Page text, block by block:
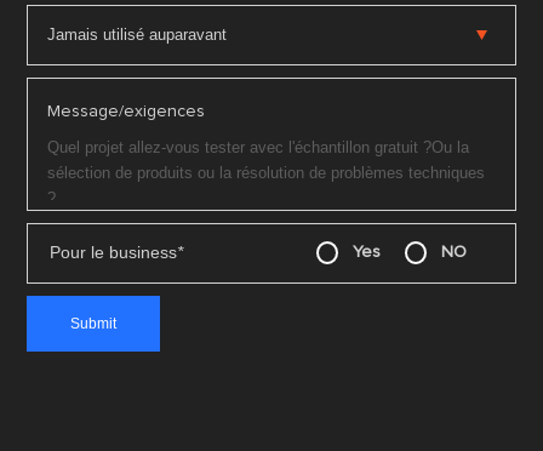
Message/exigences
Pour le business* Yes NO